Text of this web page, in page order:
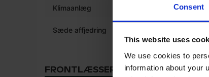
Consent
This website uses
We use cookies to
information about your
Klimaanlæg
Sæde affjedring
FRONTLÆSSER/LINKAGE